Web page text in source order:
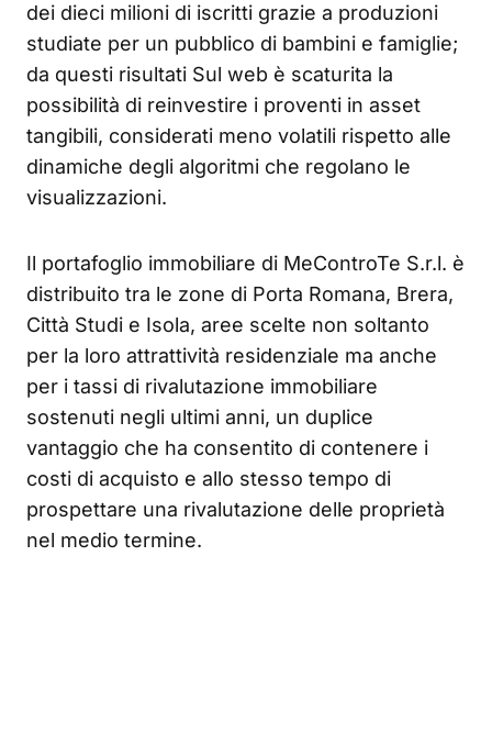
dei dieci milioni di iscritti grazie a produzioni
studiate per un pubblico di bambini e famiglie;
da questi risultati Sul web è scaturita la
possibilità di reinvestire i proventi in asset
tangibili, considerati meno volatili rispetto alle
dinamiche degli algoritmi che regolano le
visualizzazioni.
Il portafoglio immobiliare di MeControTe S.r.l. è
distribuito tra le zone di Porta Romana, Brera,
Città Studi e Isola, aree scelte non soltanto
per la loro attrattività residenziale ma anche
per i tassi di rivalutazione immobiliare
sostenuti negli ultimi anni, un duplice
vantaggio che ha consentito di contenere i
costi di acquisto e allo stesso tempo di
prospettare una rivalutazione delle proprietà
nel medio termine.